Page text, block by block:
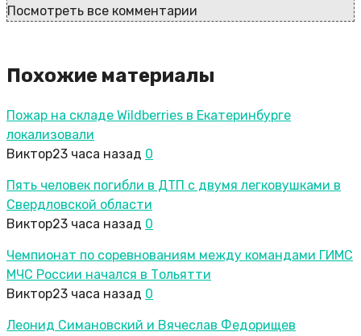
Посмотреть все комментарии
Похожие материалы
Пожар на складе Wildberries в Екатеринбурге
локализовали
Виктор23 часа назад 0
Пять человек погибли в ДТП с двумя легковушками в
Свердловской области
Виктор23 часа назад 0
Чемпионат по соревнованиям между командами ГИМС
МЧС России начался в Тольятти
Виктор23 часа назад 0
Леонид Симановский и Вячеслав Федорищев